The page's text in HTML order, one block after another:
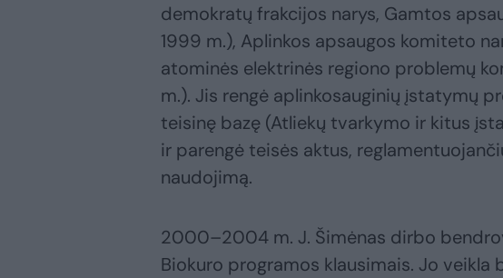
demokratų frakcijos narys, Gamtos
1999 m.), Aplinkos apsaugos komiteto
atominės elektrinės regiono problemų
m.). Jis rengė aplinkosauginių įstatymų
teisinę bazę (Atliekų tvarkymo ir kitus
ir parengė teisės aktus,
naudojimą.
2000–2004 m. J. Šimėnas dirbo
Biokuro programos klausimais. Jo veikla